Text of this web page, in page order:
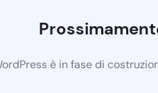
è in fase di